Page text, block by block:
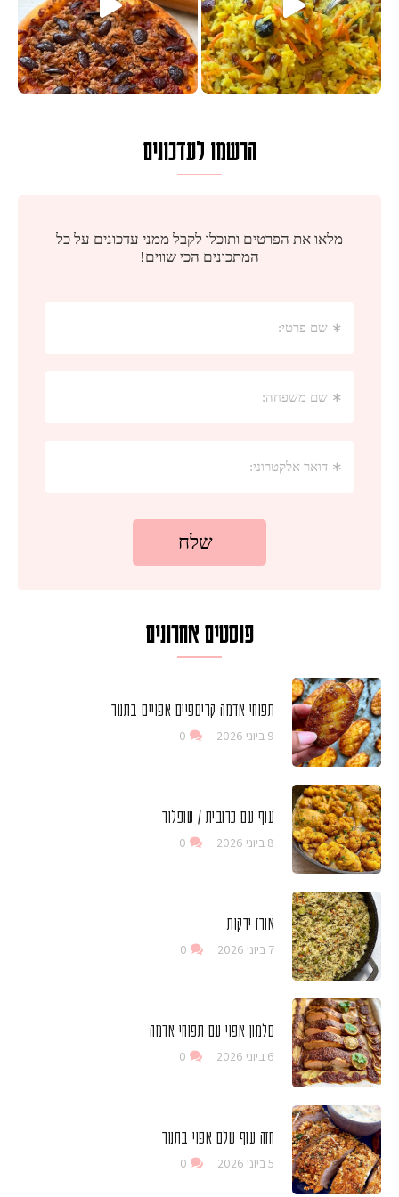
הרשמו לעדכונים
פוסטים אחרונים
תפוחי אדמה קריספיים אפויים בתנור
9 ביוני 2026 0
עוף עם כרובית / שופלור
8 ביוני 2026 0
אורז ירקות
7 ביוני 2026 0
סלמון אפוי עם תפוחי אדמה
6 ביוני 2026 0
חזה עוף שלם אפוי בתנור
5 ביוני 2026 0